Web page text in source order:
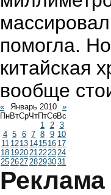
помогла.
китайская
вообще
« Январь 2010
»
ПнВтСрЧтПтСбВс
1 2
3
4 5 6 7 8 9 10
11 1213 141516 17
18 192021222324
25262728293031
Реклама